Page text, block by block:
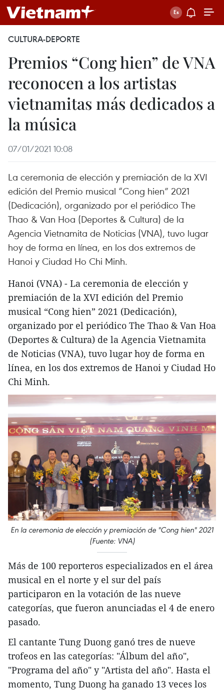
CULTURA-DEPORTE
Premios “Cong hien” de VNA
reconocen a los artistas
vietnamitas más dedicados a
la música
07/01/2021 10:08
La ceremonia de elección y premiación de la XVI
edición del Premio musical “Cong hien” 2021
(Dedicación), organizado por el periódico The
Thao & Van Hoa (Deportes & Cultura) de la
Agencia Vietnamita de Noticias (VNA), tuvo lugar
hoy de forma en línea, en los dos extremos de
Hanoi y Ciudad Ho Chi Minh.
Hanoi (VNA) - La ceremonia de elección y
premiación de la XVI edición del Premio
musical “Cong hien” 2021 (Dedicación),
organizado por el periódico The Thao & Van Hoa
(Deportes & Cultura) de la Agencia Vietnamita
de Noticias (VNA), tuvo lugar hoy de forma en
línea, en los dos extremos de Hanoi y Ciudad Ho
Chi Minh.
En la ceremonia de elección y premiación de "Cong hien" 2021
(Fuente: VNA)
Más de 100 reporteros especializados en el área
musical en el norte y el sur del país
participaron en la votación de las nueve
categorías, que fueron anunciadas el 4 de enero
pasado.
El cantante Tung Duong ganó tres de nueve
trofeos en las categorías: "Álbum del año",
"Programa del año" y "Artista del año". Hasta el
momento, Tung Duong ha ganado 13 veces los